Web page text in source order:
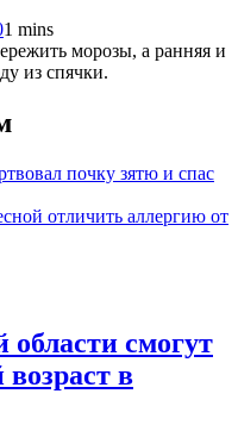
1 mins
морозы, а ранняя и
из спячки.
почку зятю и спас
отличить аллергию от
смогут
возраст в